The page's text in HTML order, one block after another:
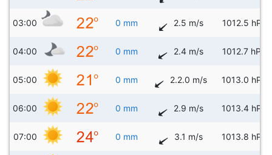
03:00 0 mm 2.5 m/s 1012.5 hPa
04:00 0 mm 2.4 m/s 1012.7 hPa
05:00 0 mm 2.2.0 m/s 1013.0 hPa
06:00 0 mm 2.9 m/s 1013.4 hPa
07:00 0 mm 3.1 m/s 1013.8 hPa